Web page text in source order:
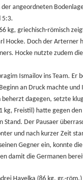
angeordneten
5:3.
kg, griechisch-römisch
Hocke. Doch der
Hocke nutzte zudem
Ismailov ins Team.
an Druck machte
dagegen, setzte
kg, Freistil) hatte gegen
Stand. Der Pausaer
und nach kurzer Zeit
Gegner ein, konnte
damit die Germanen